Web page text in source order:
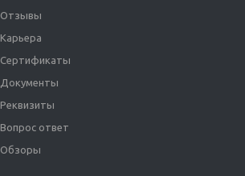
Отзывы
Карьера
Сертификаты
Документы
Реквизиты
Вопрос ответ
Обзоры